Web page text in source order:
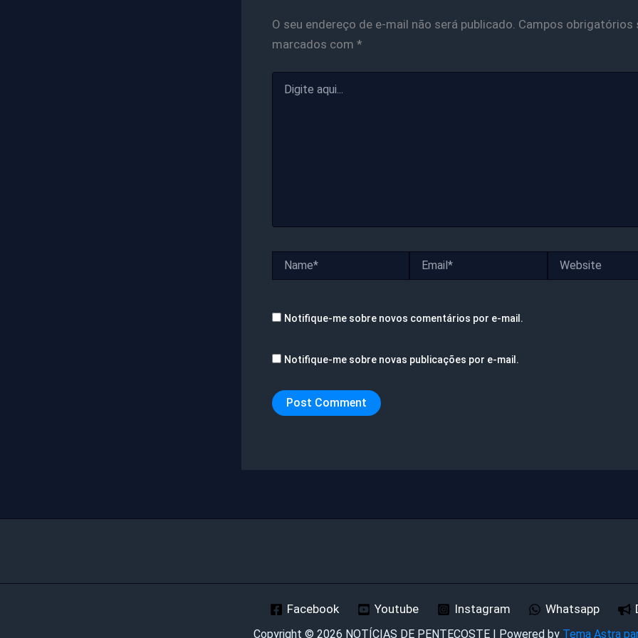
O seu endereço de e-mail não será publicado. Campos obrigatórios
marcados com *
aqui...
Notifique-me sobre novos comentários por e-mail.
Notifique-me sobre novas publicações por e-mail.
Facebook Youtube Instagram Whatsapp
Copyright © 2026 NOTÍCIAS DE PENTECOSTE | Powered by Tema Astra